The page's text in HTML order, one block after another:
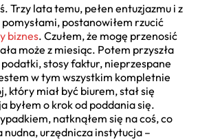
Trzy lata temu, pełen entuzjazmu i z
postanowiłem rzucić
biznes. Czułem, że mogę przenosić
może z miesiąc. Potem przyszła
stosy faktur, nieprzespane
w tym wszystkim kompletnie
który miał być biurem, stał się
byłem o krok od poddania się.
natknąłem się na coś, co
nudna, urzędnicza instytucja –